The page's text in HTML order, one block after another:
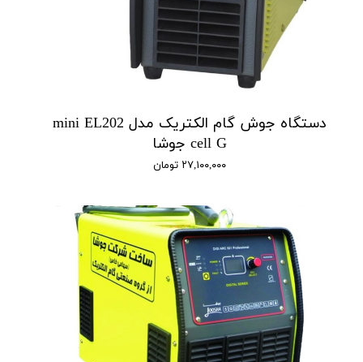
دستگاه جوش گام الکتریک مدل mini EL202
cell G جوشا
۲۷,۱۰۰,۰۰۰ تومان